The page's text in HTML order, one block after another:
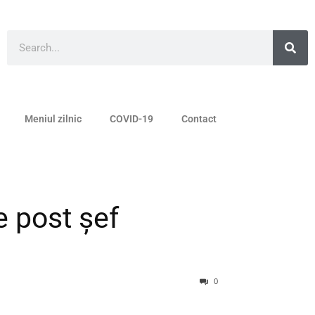
Meniul zilnic COVID-19 Contact
post șef
0